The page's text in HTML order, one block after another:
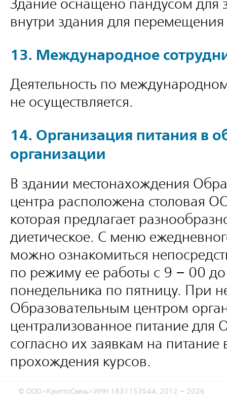
Здание оснащено пандусом для
внутри здания для
13. Международное
Деятельность по
не осуществляется.
14. Организация питания в
организации
В здании местонахождения
центра расположена столовая
которая предлагает
диетическое. С меню
можно ознакомиться
по режиму ее работы с 9 – 00
понедельника по пятницу. При
Образовательным центром
централизованное питание для
согласно их заявкам на питание
прохождения курсов.
© ООО «КриптоСвязь» ИНН 1831153544, 2012 — 2026